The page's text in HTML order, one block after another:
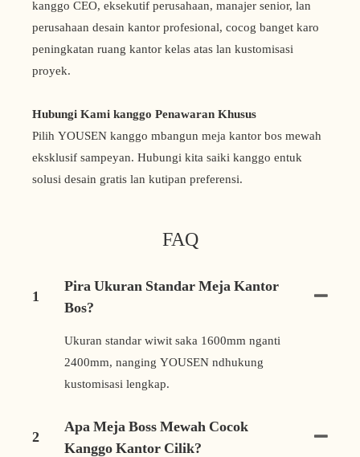
kanggo CEO, eksekutif perusahaan, manajer senior, lan
perusahaan desain kantor profesional, cocog banget karo
peningkatan ruang kantor kelas atas lan kustomisasi
proyek.
Hubungi Kami kanggo Penawaran Khusus
Pilih YOUSEN kanggo mbangun meja kantor bos mewah
eksklusif sampeyan. Hubungi kita saiki kanggo entuk
solusi desain gratis lan kutipan preferensi.
FAQ
1
Pira Ukuran Standar Meja Kantor
Bos?
Ukuran standar wiwit saka 1600mm nganti
2400mm, nanging YOUSEN ndhukung
kustomisasi lengkap.
2
Apa Meja Boss Mewah Cocok
Kanggo Kantor Cilik?